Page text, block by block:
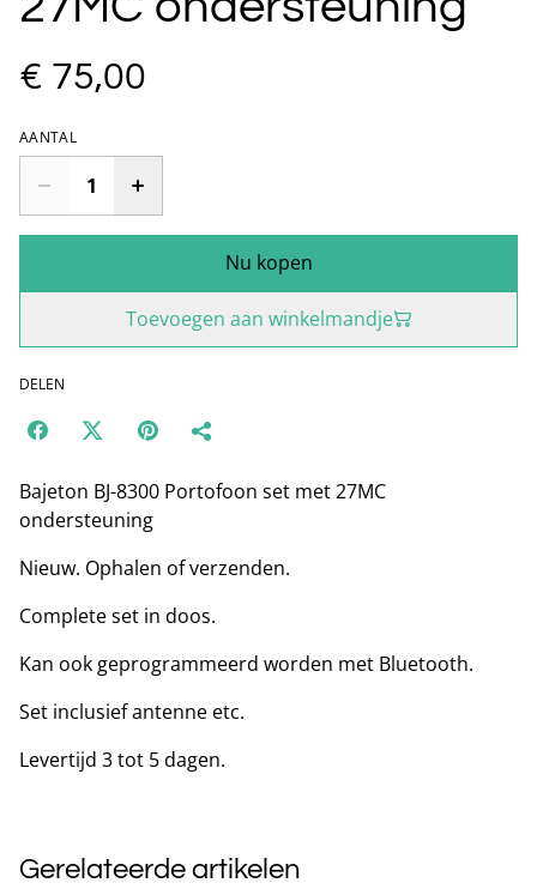
€ 75,00
AANTAL
Nu kopen
Toevoegen aan winkelmandje
DELEN
Bajeton BJ-8300 Portofoon set met 27MC
ondersteuning
Nieuw. Ophalen of verzenden.
Complete set in doos.
Kan ook geprogrammeerd worden met Bluetooth.
Set inclusief antenne etc.
Levertijd 3 tot 5 dagen.
Gerelateerde artikelen